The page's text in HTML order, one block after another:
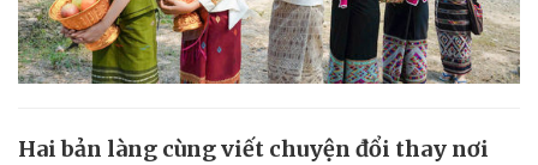
Hai bản làng cùng viết chuyện đổi thay nơi